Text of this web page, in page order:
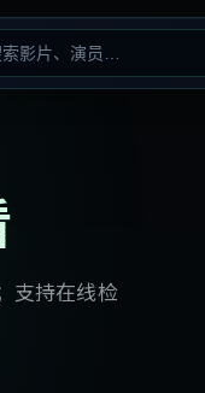
支持在线检